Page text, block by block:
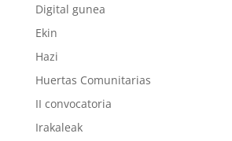
Digital gunea
Ekin
Hazi
Huertas Comunitarias
II convocatoria
Irakaleak